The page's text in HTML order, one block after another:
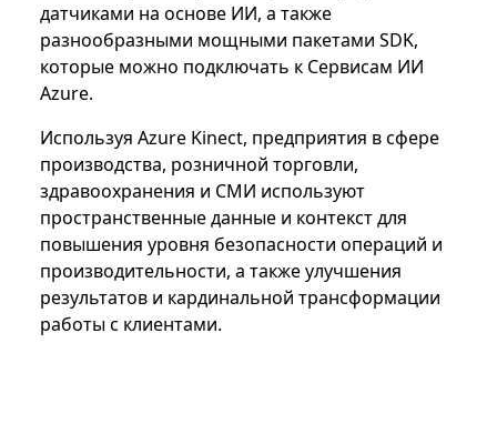
датчиками на основе ИИ, а также
разнообразными мощными пакетами SDK,
которые можно подключать к Сервисам ИИ
Azure.
Используя Azure Kinect, предприятия в сфере
производства, розничной торговли,
здравоохранения и СМИ используют
пространственные данные и контекст для
повышения уровня безопасности операций и
производительности, а также улучшения
результатов и кардинальной трансформации
работы с клиентами.